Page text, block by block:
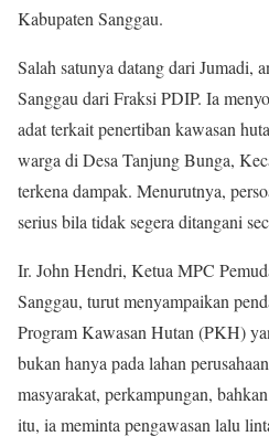
Kabupaten Sanggau.
Salah satunya datang dari Jumadi,
Sanggau dari Fraksi PDIP. Ia
adat terkait penertiban kawasan
warga di Desa Tanjung Bunga,
terkena dampak. Menurutnya,
serius bila tidak segera ditangani
Ir. John Hendri, Ketua MPC
Sanggau, turut menyampaikan
Program Kawasan Hutan (PKH)
bukan hanya pada lahan
masyarakat, perkampungan,
itu, ia meminta pengawasan lalu